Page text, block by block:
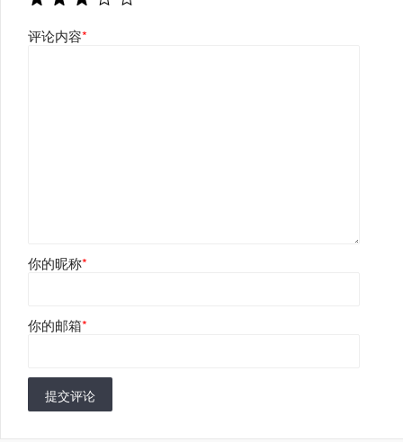
评论内容*
你的昵称*
你的邮箱*
提交评论